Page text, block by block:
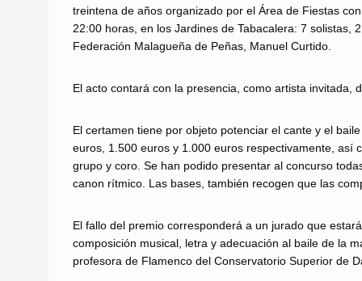
treintena de años organizado por el Área de Fiestas
22:00 horas, en los Jardines de Tabacalera: 7 solistas,
Federación Malagueña de Peñas, Manuel Curtido.
El acto contará con la presencia, como artista
El certamen tiene por objeto potenciar el cante y el
euros, 1.500 euros y 1.000 euros respectivamente, así
grupo y coro. Se han podido presentar al concurso
canon rítmico. Las bases, también recogen que las
El fallo del premio corresponderá a un jurado que
composición musical, letra y adecuación al baile de la
profesora de Flamenco del Conservatorio Superior de